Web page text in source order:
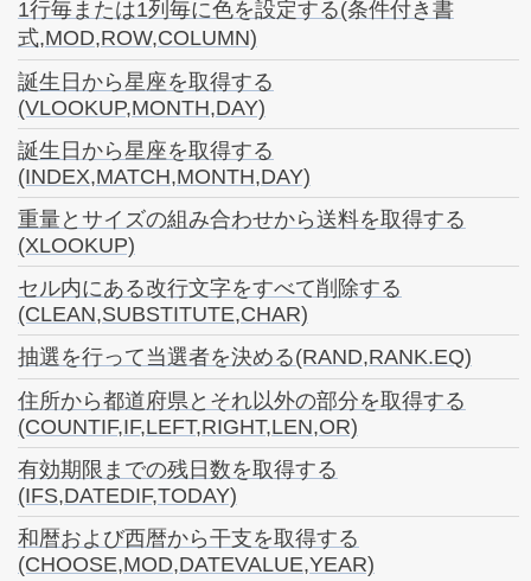
1行毎または1列毎に色を設定する(条件付き書
式,MOD,ROW,COLUMN)
誕生日から星座を取得する
(VLOOKUP,MONTH,DAY)
誕生日から星座を取得する
(INDEX,MATCH,MONTH,DAY)
重量とサイズの組み合わせから送料を取得する
(XLOOKUP)
セル内にある改行文字をすべて削除する
(CLEAN,SUBSTITUTE,CHAR)
抽選を行って当選者を決める(RAND,RANK.EQ)
住所から都道府県とそれ以外の部分を取得する
(COUNTIF,IF,LEFT,RIGHT,LEN,OR)
有効期限までの残日数を取得する
(IFS,DATEDIF,TODAY)
和暦および西暦から干支を取得する
(CHOOSE,MOD,DATEVALUE,YEAR)